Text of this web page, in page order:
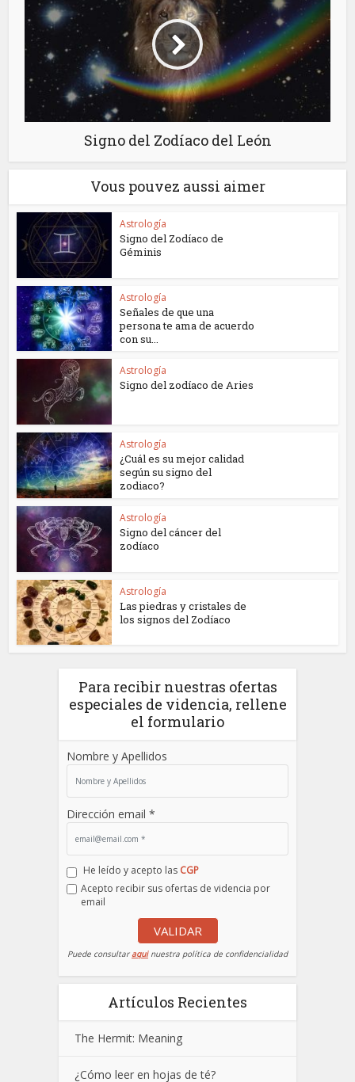
Signo del Zodíaco del León
Vous pouvez aussi aimer
Astrología
Signo del Zodíaco de
Géminis
Astrología
Señales de que una
persona te ama de acuerdo
con su...
Astrología
Signo del zodíaco de Aries
Astrología
¿Cuál es su mejor calidad
según su signo del
zodiaco?
Astrología
Signo del cáncer del
zodíaco
Astrología
Las piedras y cristales de
los signos del Zodíaco
Para recibir nuestras ofertas
especiales de videncia, rellene
el formulario
Nombre y Apellidos
Dirección email *
He leído y acepto las CGP
Acepto recibir sus ofertas de videncia por
email
VALIDAR
Puede consultaraquinuestra política de confidencialidad
Artículos Recientes
The Hermit: Meaning
¿Cómo leer en hojas de té?